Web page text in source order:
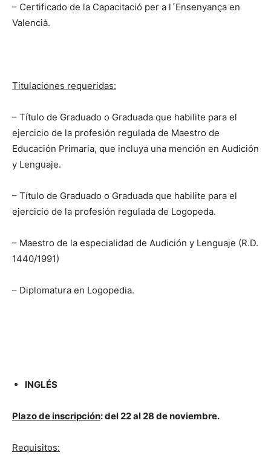
– Certificado de la Capacitació per a l´Ensenyança en
Valencià.
Titulaciones requeridas:
– Título de Graduado o Graduada que habilite para el
ejercicio de la profesión regulada de Maestro de
Educación Primaria, que incluya una mención en Audición
y Lenguaje.
– Título de Graduado o Graduada que habilite para el
ejercicio de la profesión regulada de Logopeda.
– Maestro de la especialidad de Audición y Lenguaje (R.D.
1440/1991)
– Diplomatura en Logopedia.
INGLÉS
Plazo de inscripción: del 22 al 28 de noviembre.
Requisitos: